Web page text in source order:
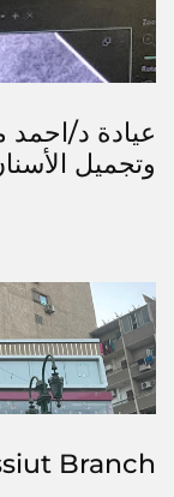
عيادة د/
وتجميل
Branch